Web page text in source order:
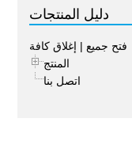
دليل المنتجات
فتح جميع | إغلاق كافة
المنتج
اتصل بنا